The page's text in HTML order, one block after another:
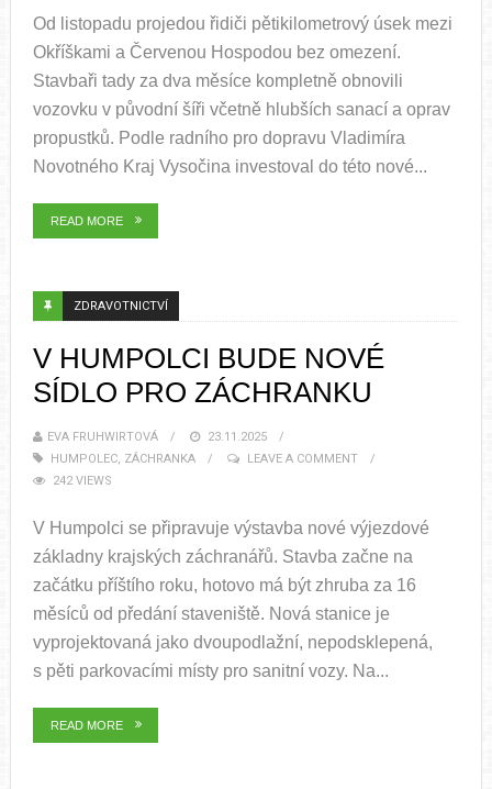
Od listopadu projedou řidiči pětikilometrový úsek mezi
Okříškami a Červenou Hospodou bez omezení.
Stavbaři tady za dva měsíce kompletně obnovili
vozovku v původní šíři včetně hlubších sanací a oprav
propustků. Podle radního pro dopravu Vladimíra
Novotného Kraj Vysočina investoval do této nové...
READ MORE
ZDRAVOTNICTVÍ
V HUMPOLCI BUDE NOVÉ
SÍDLO PRO ZÁCHRANKU
EVA FRUHWIRTOVÁ
23.11.2025
HUMPOLEC, ZÁCHRANKA
LEAVE A COMMENT
242 VIEWS
V Humpolci se připravuje výstavba nové výjezdové
základny krajských záchranářů. Stavba začne na
začátku příštího roku, hotovo má být zhruba za 16
měsíců od předání staveniště. Nová stanice je
vyprojektovaná jako dvoupodlažní, nepodsklepená,
s pěti parkovacími místy pro sanitní vozy. Na...
READ MORE